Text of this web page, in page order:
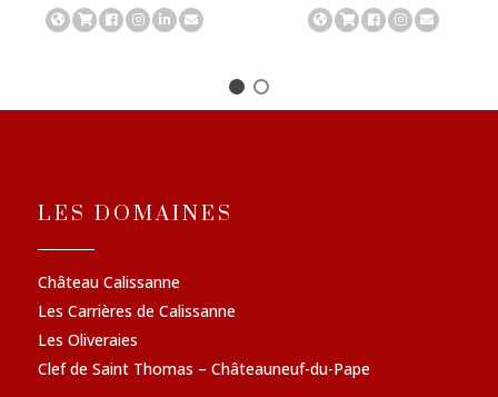
LES DOMAINES
Château Calissanne
Les Carrières de Calissanne
Les Oliveraies
Clef de Saint Thomas – Châteauneuf-du-Pape